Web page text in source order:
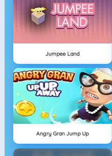
Jumpee Land
Angry Gran Jump Up